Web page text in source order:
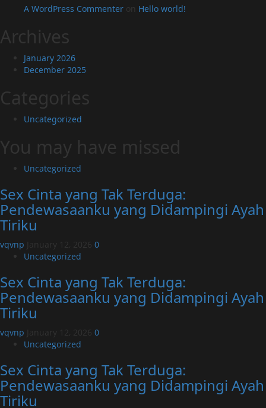
A WordPress Commenter on Hello world!
Archives
January 2026
December 2025
Categories
Uncategorized
You may have missed
Uncategorized
Sex Cinta yang Tak Terduga:
Pendewasaanku yang Didampingi Ayah
Tiriku
vqvnp January 12, 2026 0
Uncategorized
Sex Cinta yang Tak Terduga:
Pendewasaanku yang Didampingi Ayah
Tiriku
vqvnp January 12, 2026 0
Uncategorized
Sex Cinta yang Tak Terduga:
Pendewasaanku yang Didampingi Ayah
Tiriku